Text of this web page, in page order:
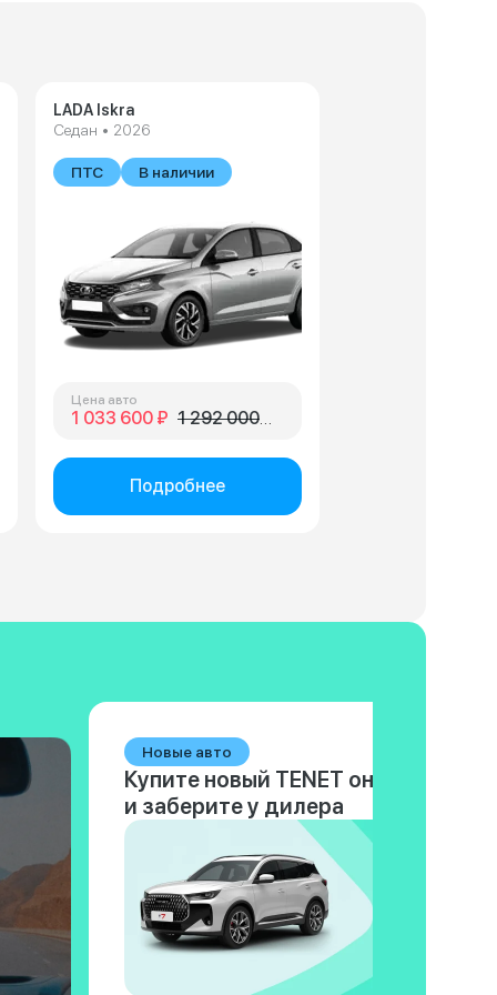
В наличии
LADA Iskra
Седан • 2026
ПТС В наличии
Цена авто
1 033 600 ₽ 1 292 000 ₽
Подробнее
Новые авто
Купите новый TENET онлайн
и заберите у дилера